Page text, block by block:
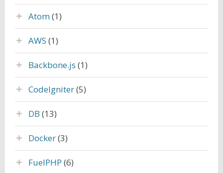
Atom(1)
AWS (1)
Backbone.js (1)
CodeIgniter(5)
DB (13)
Docker(3)
FuelPHP (6)